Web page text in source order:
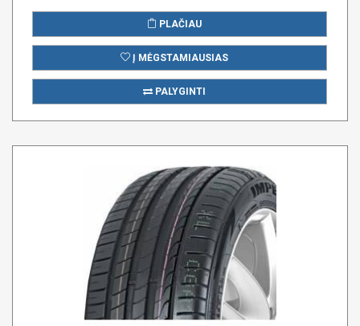
PLAČIAU
Į MĖGSTAMIAUSIAS
PALYGINTI